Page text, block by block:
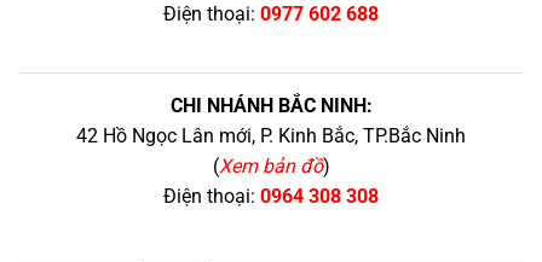
Điện thoại: 0977 602 688
CHI NHÁNH BẮC NINH:
42 Hồ Ngọc Lân mới, P. Kinh Bắc, TP.Bắc Ninh
(Xem bản đồ)
Điện thoại: 0964 308 308